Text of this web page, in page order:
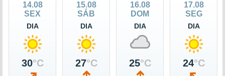
14.08
SEX
DIA
30°C
15.08
SÁB
DIA
27°C
16.08
DOM
DIA
25°C
17.08
SEG
DIA
24°C